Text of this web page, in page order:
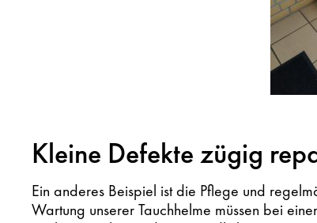
Kleine Defekte zügig
Ein anderes Beispiel ist die Pflege und
Wartung unserer Tauchhelme müssen bei